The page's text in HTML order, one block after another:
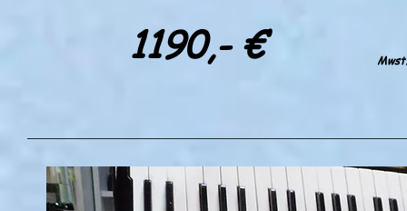
1190,- €